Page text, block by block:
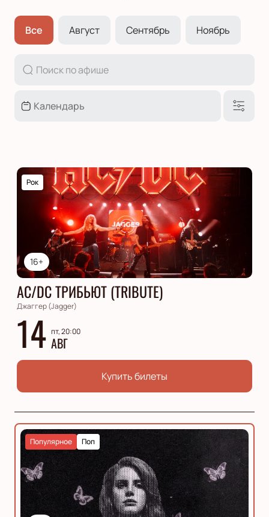
Все Август Сентябрь Ноябрь
16+
Рок
AC/DC ТРИБЬЮТ (TRIBUTE)
Джаггер (Jagger)
14 пт, 20:00
АВГ
Купить билеты
Поп
Популярное